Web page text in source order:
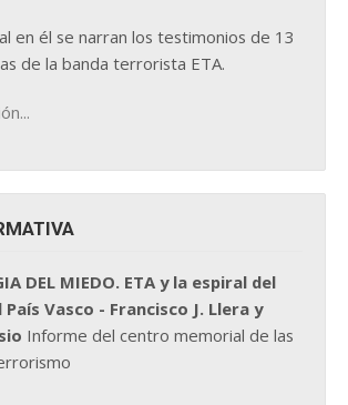
en él se narran los testimonios de 13
de la banda terrorista ETA.
DEL MIEDO. ETA y la espiral del
Vasco - Francisco J. Llera y
Informe del centro memorial de las